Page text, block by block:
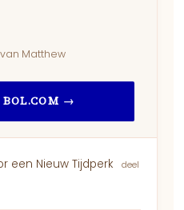
Matthew
BOL.COM →
een Nieuw Tijdperk
deel